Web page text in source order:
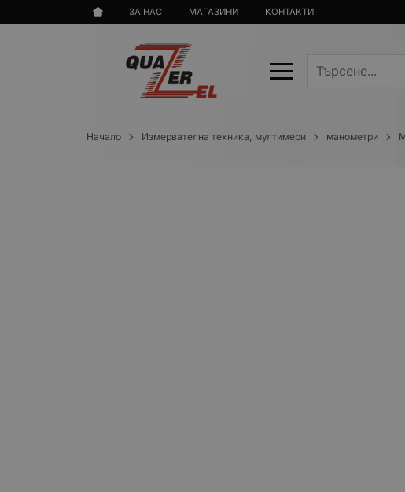
ЗА НАС МАГАЗИНИ КОНТАКТИ
Начало Измервателна техника, мултимери манометри